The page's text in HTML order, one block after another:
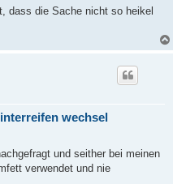
dass die Sache nicht so heikel
wechsel
und seither bei meinen
verwendet und nie